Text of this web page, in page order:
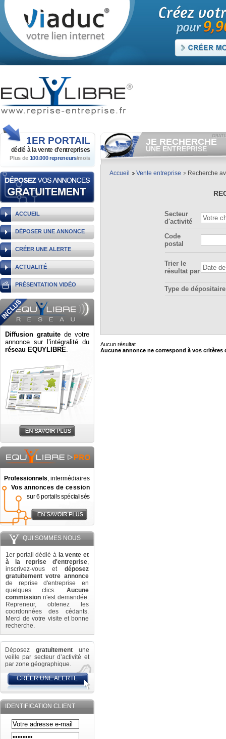
1ER PORTAIL
dédié à la vente d'entreprises
Plus de 100.000 repreneurs/mois
ACCUEIL
DÉPOSER UNE ANNONCE
CRÉER UNE ALERTE
ACTUALITÉ
PRÉSENTATION VIDÉO
Diffusion gratuite de votre
annonce sur l’intégralité du
réseau EQUYLIBRE.
Professionnels, intermédiaires
Vos annonces de cession
sur 6 portails spécialisés
QUI SOMMES NOUS
1er portail dédié à la vente et
à la reprise d'entreprise,
inscrivez-vous et déposez
gratuitement votre annonce
de reprise d'entreprise en
quelques clics. Aucune
commission n'est demandée.
Repreneur, obtenez les
coordonnées des cédants.
Merci de votre visite et bonne
recherche.
Déposez gratuitement une
veille par secteur d’activité et
par zone géographique.
CRÉER UNE ALERTE
IDENTIFICATION CLIENT
JE RECHERCHE
UNE ENTREPRISE
Consulter gratuitementles
vendre.
Et/ou déposer
gratuitement
RECHERCHER UNE
Accueil Vente entreprise Recherche
Secteur
d'activité
Code
postal
Trier le
résultat par
Type de
Aucun résultat
Aucune annonce ne correspond à vos critères